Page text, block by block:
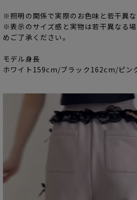
※照明の関係で実際のお色味と若干異な
※表示のサイズ感と実物は若干異なる
めご了承ください。
モデル身長
ホワイト159cm/ブラック162cm/ピン